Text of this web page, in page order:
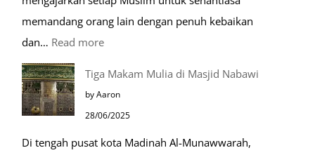
memandang orang lain dengan penuh kebaikan
dan… Read more:
Sehari-
Tiga Makam Mulia di Masjid Nabawi
by Aaron
28/06/2025
Di tengah pusat kota Madinah Al-Munawwarah,